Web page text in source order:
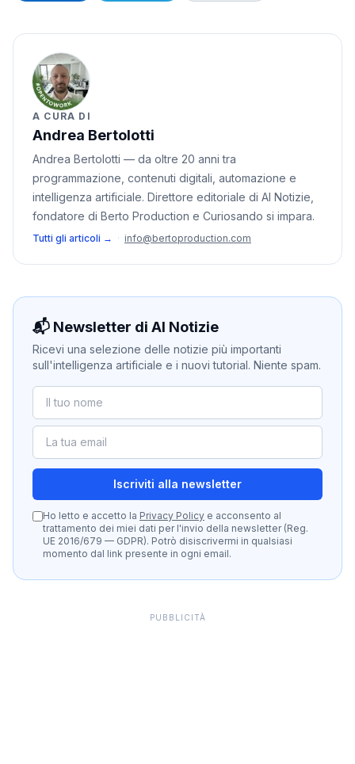
A CURA DI
Andrea Bertolotti
Andrea Bertolotti — da oltre 20 anni tra
programmazione, contenuti digitali, automazione e
intelligenza artificiale. Direttore editoriale di AI Notizie,
fondatore di Berto Production e Curiosando si impara.
Tutti gli articoli → · info@bertoproduction.com
📬 Newsletter di AI Notizie
Ricevi una selezione delle notizie più importanti
sull'intelligenza artificiale e i nuovi tutorial. Niente spam.
Iscriviti alla newsletter
Ho letto e accetto la Privacy Policy e acconsento al
trattamento dei miei dati per l'invio della newsletter (Reg.
UE 2016/679 — GDPR). Potrò disiscrivermi in qualsiasi
momento dal link presente in ogni email.
PUBBLICITÀ